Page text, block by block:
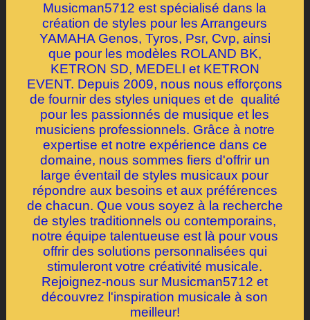
Musicman5712 est spécialisé dans la
création de styles pour les Arrangeurs
YAMAHA Genos, Tyros, Psr, Cvp, ainsi
que pour les modèles ROLAND BK,
KETRON SD, MEDELI et KETRON
EVENT. Depuis 2009, nous nous efforçons
de fournir des styles uniques et de qualité
pour les passionnés de musique et les
musiciens professionnels. Grâce à notre
expertise et notre expérience dans ce
domaine, nous sommes fiers d'offrir un
large éventail de styles musicaux pour
répondre aux besoins et aux préférences
de chacun. Que vous soyez à la recherche
de styles traditionnels ou contemporains,
notre équipe talentueuse est là pour vous
offrir des solutions personnalisées qui
stimuleront votre créativité musicale.
Rejoignez-nous sur Musicman5712 et
découvrez l'inspiration musicale à son
meilleur!